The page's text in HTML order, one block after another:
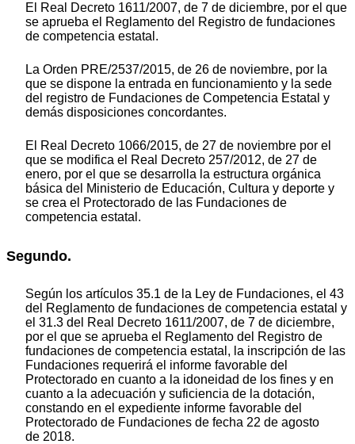
El Real Decreto 1611/2007, de 7 de diciembre, por el que
se aprueba el Reglamento del Registro de fundaciones
de competencia estatal.
La Orden PRE/2537/2015, de 26 de noviembre, por la
que se dispone la entrada en funcionamiento y la sede
del registro de Fundaciones de Competencia Estatal y
demás disposiciones concordantes.
El Real Decreto 1066/2015, de 27 de noviembre por el
que se modifica el Real Decreto 257/2012, de 27 de
enero, por el que se desarrolla la estructura orgánica
básica del Ministerio de Educación, Cultura y deporte y
se crea el Protectorado de las Fundaciones de
competencia estatal.
Segundo.
Según los artículos 35.1 de la Ley de Fundaciones, el 43
del Reglamento de fundaciones de competencia estatal y
el 31.3 del Real Decreto 1611/2007, de 7 de diciembre,
por el que se aprueba el Reglamento del Registro de
fundaciones de competencia estatal, la inscripción de las
Fundaciones requerirá el informe favorable del
Protectorado en cuanto a la idoneidad de los fines y en
cuanto a la adecuación y suficiencia de la dotación,
constando en el expediente informe favorable del
Protectorado de Fundaciones de fecha 22 de agosto
de 2018.